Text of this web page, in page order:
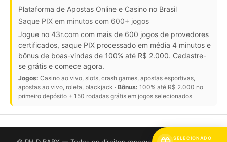
Plataforma de Apostas Online e Casino no Brasil
Saque PIX em minutos com 600+ jogos
Jogue no 43r.com com mais de 600 jogos de provedores
certificados, saque PIX processado em média 4 minutos e
bônus de boas-vindas de 100% até R$ 2.000. Cadastre-
se grátis e comece agora.
Jogos: Casino ao vivo, slots, crash games, apostas esportivas,
apostas ao vivo, roleta, blackjack · Bônus: 100% até R$ 2.000 no
primeiro depósito + 150 rodadas grátis em jogos selecionados
SELECIONADO